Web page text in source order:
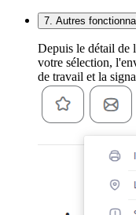
7. Autres
Depuis le détail de
votre sélection,
de travail et la